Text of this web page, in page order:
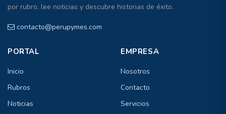
por rubro, lee noticias y descubre historias de éxito.
contacto@perupymes.com
PORTAL
Inicio
Rubros
Noticias
EMPRESA
Nosotros
Contacto
Servicios